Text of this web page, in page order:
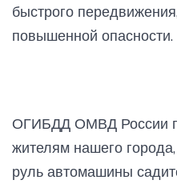
быстрого
повышенной опасности.
ОГИБДД ОМВД России
жителям нашего
руль автомашины